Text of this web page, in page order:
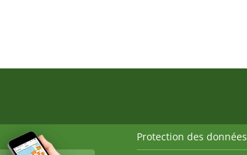
Protection des données